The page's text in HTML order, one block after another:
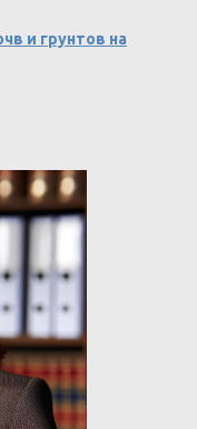
и грунтов на